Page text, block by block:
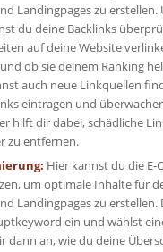
Landingpages zu erstellen.
du deine Backlinks
auf deine Website
ob sie deinem Ranking
auch neue Linkquellen
eintragen und
hilft dir dabei, schädliche
zu entfernen.
Hier kannst du die E-
um optimale Inhalte für
Landingpages zu erstellen.
ein und wählst
dann an, wie du deine